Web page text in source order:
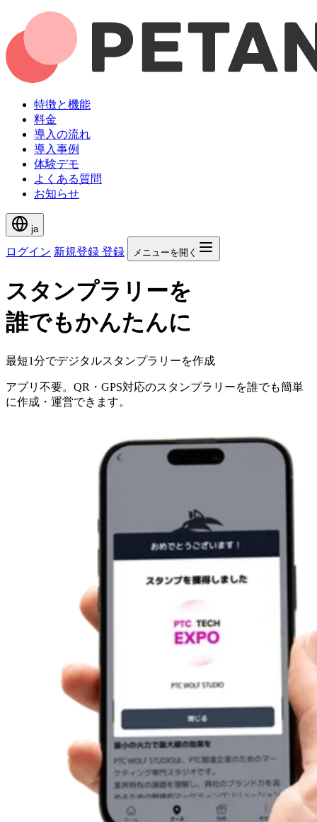
特徴と機能
料金
導入の流れ
導入事例
体験デモ
よくある質問
お知らせ
ja
ログイン 新規登録 登録 メニューを開く
スタンプラリーを
誰でもかんたんに
最短1分でデジタルスタンプラリーを作成
アプリ不要。QR・GPS対応のスタンプラリーを誰でも簡単
に作成・運営できます。